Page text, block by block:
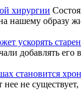
хирургии
нашему
ускорять
добавлять его
становится
не